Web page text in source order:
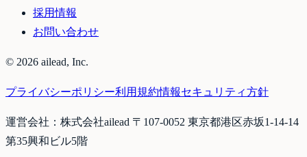
採用情報
お問い合わせ
© 2026 ailead, Inc.
プライバシーポリシー利用規約情報セキュリティ方針
運営会社：株式会社ailead 〒107-0052 東京都港区赤坂1-14-14
第35興和ビル5階